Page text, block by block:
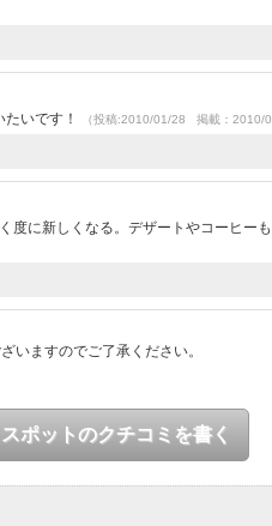
いです！
（投稿:2010/01/28 掲載：2010/
度に新しくなる。デザートやコーヒーも
いますのでご了承ください。
ポットのクチコミを書く